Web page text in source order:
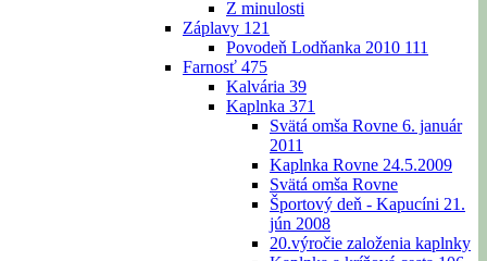
Z minulosti
Záplavy 121
Povodeň Lodňanka 2010 111
Farnosť 475
Kalvária 39
Kaplnka 371
Svätá omša Rovne 6. január
2011
Kaplnka Rovne 24.5.2009
Svätá omša Rovne
Športový deň - Kapucíni 21.
jún 2008
20.výročie založenia kaplnky